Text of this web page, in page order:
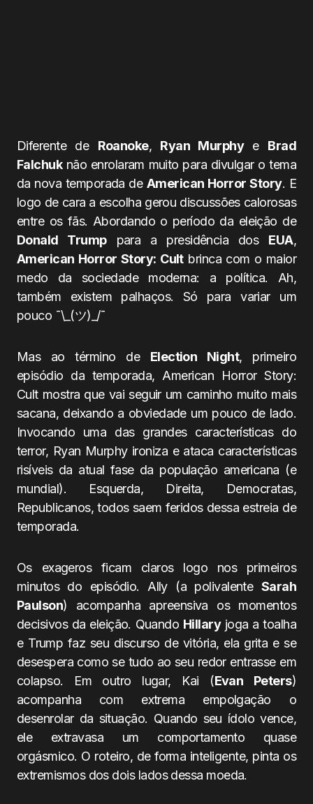
Diferente de Roanoke, Ryan Murphye Brad
Falchuknão enrolaram muito para divulgar o tema
da nova temporada de American Horror Story. E
logo de cara a escolha gerou discussões calorosas
entre os fãs. Abordando o período da eleição de
Donald Trumppara a presidência dos EUA,
American Horror Story: Cultbrinca com o maior
medo da sociedade moderna: a política. Ah,
também existem palhaços. Só para variar um
pouco ¯\_(ツ)_/¯
Mas ao término de Election Night, primeiro
episódio da temporada, American Horror Story:
Cult mostra que vai seguir um caminho muito mais
sacana, deixando a obviedade um pouco de lado.
Invocando uma das grandes características do
terror, Ryan Murphy ironiza e ataca características
risíveis da atual fase da população americana (e
mundial). Esquerda, Direita, Democratas,
Republicanos, todos saem feridos dessa estreia de
temporada.
Os exageros ficam claros logo nos primeiros
minutos do episódio. Ally (a polivalente Sarah
Paulson) acompanha apreensiva os momentos
decisivos da eleição. Quando Hillaryjoga a toalha
e Trump faz seu discurso de vitória, ela grita e se
desespera como se tudo ao seu redor entrasse em
colapso. Em outro lugar, Kai (Evan Peters)
acompanha com extrema empolgação o
desenrolar da situação. Quando seu ídolo vence,
ele extravasa um comportamento quase
orgásmico. O roteiro, de forma inteligente, pinta os
extremismos dos dois lados dessa moeda.